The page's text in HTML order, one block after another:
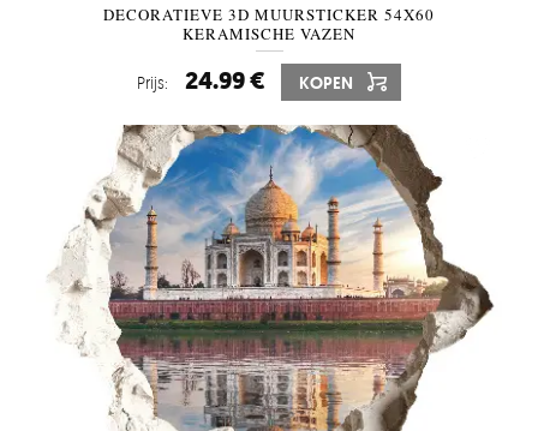
DECORATIEVE 3D MUURSTICKER 54X60
KERAMISCHE VAZEN
Prijs: 24.99 € KOPEN